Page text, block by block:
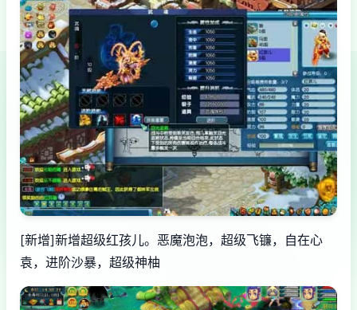
[新增]新增超级红孩儿。恶魔泡泡，超级飞镰，自在心
袁，进阶沙暴，超级神柚